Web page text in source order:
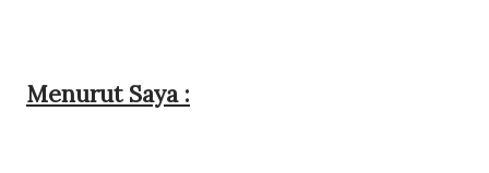
Menurut Saya :